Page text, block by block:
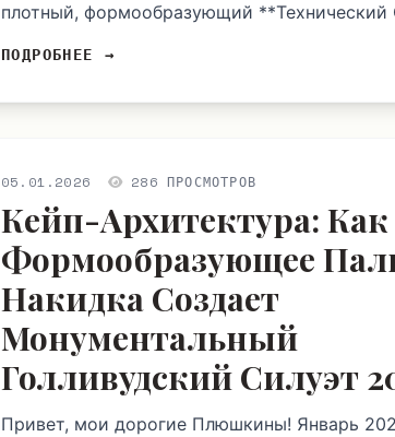
плотный, формообразующий **Технический
ПОДРОБНЕЕ →
05.01.2026 286 ПРОСМОТРОВ
Кейп-Архитектура: Как
Формообразующее
Накидка Создает
Монументальный
Голливудский Силуэт
Привет, мои дорогие Плюшкины! Январь